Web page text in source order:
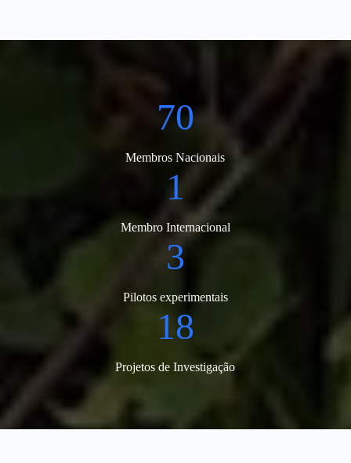
70
Membros Nacionais
1
Membro Internacional
3
Pilotos experimentais
18
Projetos de Investigação